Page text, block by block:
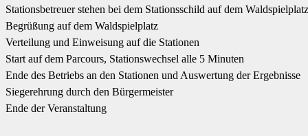
Stationsbetreuer stehen bei dem Stationsschild auf dem Waldspielplatz
Begrüßung auf dem Waldspielplatz
Verteilung und Einweisung auf die Stationen
Start auf dem Parcours, Stationswechsel alle 5 Minuten
Ende des Betriebs an den Stationen und Auswertung der Ergebnisse
Siegerehrung durch den Bürgermeister
Ende der Veranstaltung